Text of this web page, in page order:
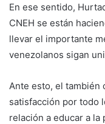
En ese sentido,
CNEH se están
llevar el importante
venezolanos sigan
Ante esto, el también
satisfacción por todo
relación a educar a la